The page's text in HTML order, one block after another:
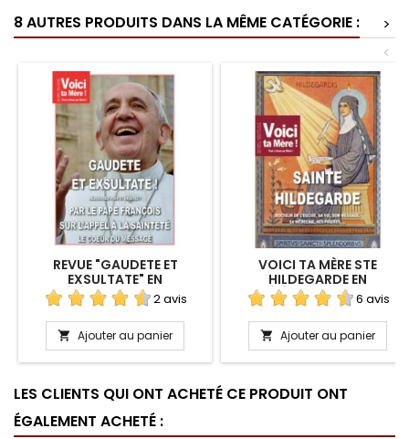
8 AUTRES PRODUITS DANS LA MÊME CATÉGORIE :
>
<
REVUE "GAUDETE ET
EXSULTATE" EN
TÉLÉCHARGEMENT
2 avis
 Ajouter au panier
VOICI TA MÈRE STE
HILDEGARDE EN
TÉLÉCHARGEMENT
6 avis
 Ajouter au panier
LES CLIENTS QUI ONT ACHETÉ CE PRODUIT ONT
ÉGALEMENT ACHETÉ :